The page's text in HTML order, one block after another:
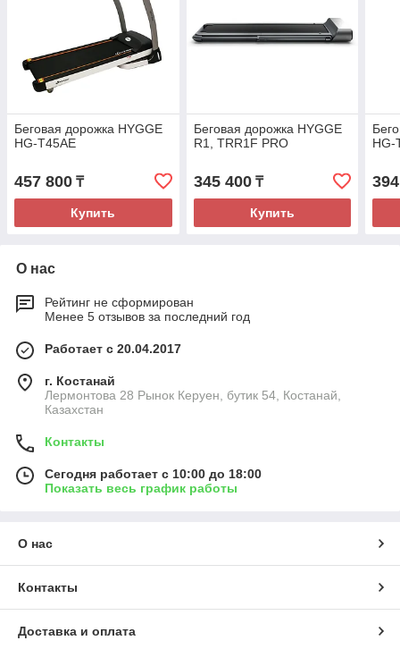
Беговая дорожка HYGGE
HG-T45AE
457 800 ₸
Купить
Беговая дорожка HYGGE
R1, TRR1F PRO
345 400₸
Купить
HG-
О нас
Рейтинг не сформирован
Менее 5 отзывов за последний год
Работает с 20.04.2017
г. Костанай
Лермонтова 28 Рынок Керуен, бутик 54, Костанай,
Казахстан
Контакты
Сегодня работает с 10:00 до 18:00
Показать весь график работы
О нас
Контакты
Доставка и оплата